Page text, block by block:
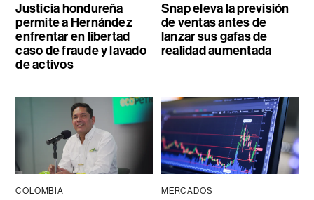
Justicia hondureña
permite a Hernández
enfrentar en libertad
caso de fraude y lavado
de activos
Snap eleva la previsión
de ventas antes de
lanzar sus gafas de
realidad aumentada
COLOMBIA MERCADOS